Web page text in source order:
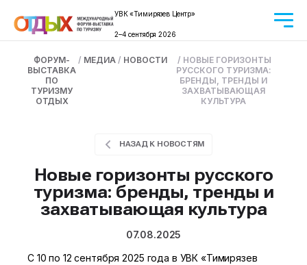
УВК «Тимирязев Центр»
2–4 сентября 2026
ФОРУМ-
ВЫСТАВКА
ПО
ТУРИЗМУ
ОТДЫХ
/ МЕДИА / НОВОСТИ / НОВЫЕ ГОРИЗОНТЫ
РУССКОГО ТУРИЗМА:
БРЕНДЫ, ТРЕНДЫ И
ЗАХВАТЫВАЮЩАЯ
КУЛЬТУРА
НАЗАД К НОВОСТЯМ
Новые горизонты русского
туризма: бренды, тренды и
захватывающая культура
07.08.2025
С 10 по 12 сентября 2025 года в УВК «Тимирязев